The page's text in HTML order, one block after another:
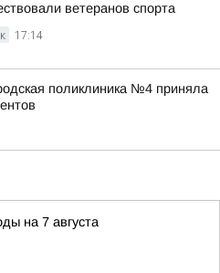
ветеранов спорта
17:14
поликлиника №4 приняла
на 7 августа